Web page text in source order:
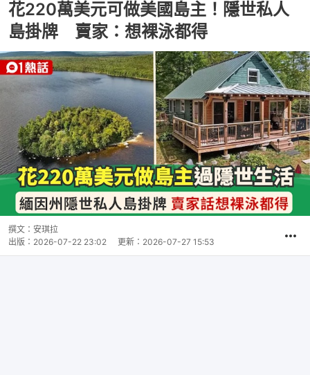
花220萬美元可做美國島主！隱世私人
島掛牌 賣家：想裸泳都得
撰文： 安琪拉
出版： 2026-07-22 23:02 更新： 2026-07-27 15:53